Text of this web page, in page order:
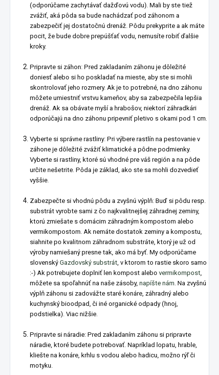
(odporúčame zachytávať dažďovú vodu). Mali by ste tiež
zvážiť, aká pôda sa bude nachádzať pod záhonom a
zabezpečiť jej dostatočnú drenáž. Pôdu prekyprite a ak máte
pocit, že bude dobre prepúšťať vodu, nemusíte robiť ďalšie
kroky.
Pripravte si záhon: Pred zakladaním záhonu je dôležité
doniesť alebo si ho poskladať na mieste, aby ste si mohli
skontrolovať jeho rozmery. Ak je to potrebné, na dno záhonu
môžete umiestniť vrstvu kameňov, aby sa zabezpečila lepšia
drenáž. Ak sa obávate myší a hrabošov, niektorí záhradkári
odporúčajú na dno záhonu pripevniť pletivo s okami pod 1 cm.
Vyberte si správne rastliny: Pri výbere rastlín na pestovanie v
záhone je dôležité zvážiť klimatické a pôdne podmienky.
Vyberte si rastliny, ktoré sú vhodné pre váš región a na pôde
určite nešetrite. Pôda je základ, ako ste sa mohli dozvedieť
vyššie.
Zabezpečte si vhodnú pôdu a zvyšnú výplň: Buď si pôdu resp.
substrát vyrobte sami z čo najkvalitnejšej záhradnej zeminy,
ktorú zmiešate s domácim záhradným kompostom alebo
vermikompostom. Ak nemáte dostatok zeminy a kompostu,
siahnite po kvalitnom záhradnom substráte, ktorý je už od
výroby namiešaný presne tak, ako má byť. My odporúčame
slovenský Gazdovský substrát , v ktorom to rastie skoro samo
:-) Ak potrebujete doplniť len kompost alebo vermikompost
môžete sa spoľahnúť na naše zásoby, napíšte nám . Na zvyšnú
výplň záhonu si zadovážte staré konáre, záhradný alebo
kuchynský bioodpad, či iné organické odpady (hnoj,
podstielka). Viac nižšie.
Pripravte si náradie: Pred zakladaním záhonu si pripravte
náradie, ktoré budete potrebovať. Napríklad lopatu, hrable,
kliešte na konáre, krhlu s vodou alebo hadicu, možno rýľ či
motyku.